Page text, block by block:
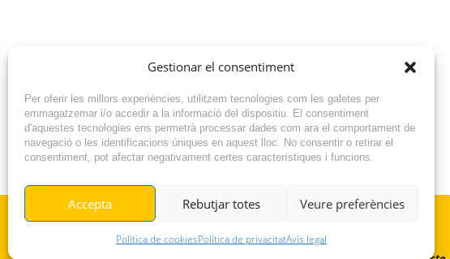
Gestionar el consentiment
Per oferir les millors experiències, utilitzem tecnologies com les galetes per
emmagatzemar i/o accedir a la informació del dispositiu. El consentiment
d'aquestes tecnologies ens permetrà processar dades com ara el comportament de
navegació o les identificacions úniques en aquest lloc. No consentir o retirar el
consentiment, pot afectar negativament certes característiques i funcions.
Accepta Rebutjar totes Veure preferències
Política de cookiesPolítica de privacitatAvís legal
NOTÍCIA ANTERIOR
© RADIO VILAFANT 2024
|